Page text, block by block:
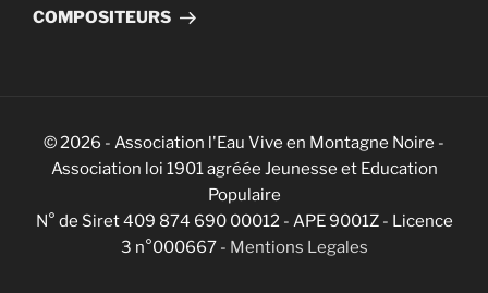
COMPOSITEURS
© 2026 - Association l'Eau Vive en Montagne Noire -
Association loi 1901 agréée Jeunesse et Education
Populaire
N° de Siret 409 874 690 00012 - APE 9001Z - Licence
3 n°000667 - Mentions Legales